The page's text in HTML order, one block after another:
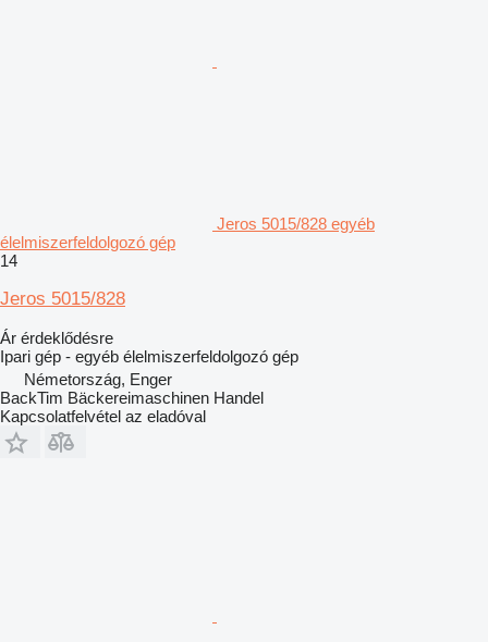
Jeros 5015/828 egyéb
élelmiszerfeldolgozó gép
14
Jeros 5015/828
Ár érdeklődésre
Ipari gép - egyéb élelmiszerfeldolgozó gép
Németország, Enger
BackTim Bäckereimaschinen Handel
Kapcsolatfelvétel az eladóval